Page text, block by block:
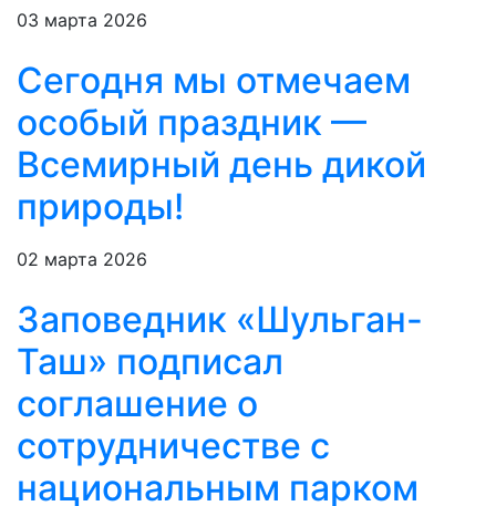
03 марта 2026
Сегодня мы отмечаем
особый праздник —
Всемирный день дикой
природы!
02 марта 2026
Заповедник «Шульган-
Таш» подписал
соглашение о
сотрудничестве с
национальным парком